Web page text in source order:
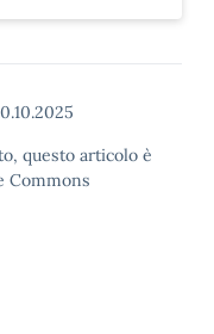
questo articolo è
Commons